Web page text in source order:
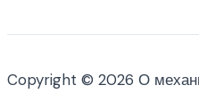
Copyright © 2026 О